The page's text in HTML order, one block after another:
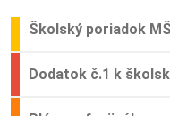
Školský poriadok
Dodatok č.1 k